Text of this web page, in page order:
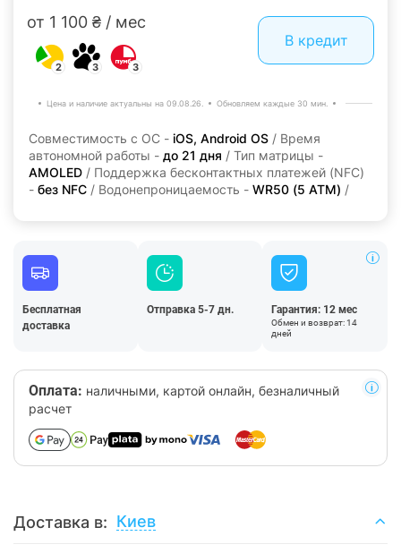
от 1 100 ₴ / мес
2 3 3
В кредит
Цена и наличие актуальны на 09.08.26. Обновляем каждые 30 мин.
Совместимость с ОС - iOS, Android OS / Время
автономной работы - до 21 дня / Тип матрицы -
AMOLED / Поддержка бесконтактных платежей (NFC)
- без NFC / Водонепроницаемость - WR50 (5 ATM) /
Бесплатная
доставка
Отправка 5-7 дн. Гарантия: 12 мес
Обмен и возврат: 14
дней
Оплата: наличными, картой онлайн, безналичный
расчет
Доставка в: Киев